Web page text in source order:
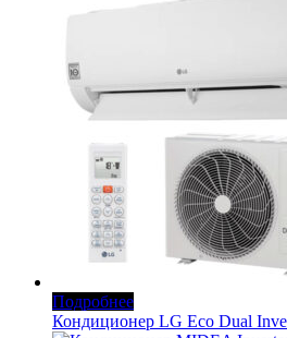
Подробнее
Кондиционер LG Eco Dual